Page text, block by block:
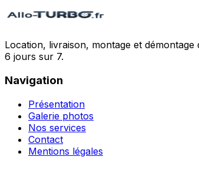
Location, livraison, montage et
6 jours sur 7.
Navigation
Présentation
Galerie photos
Nos services
Contact
Mentions légales